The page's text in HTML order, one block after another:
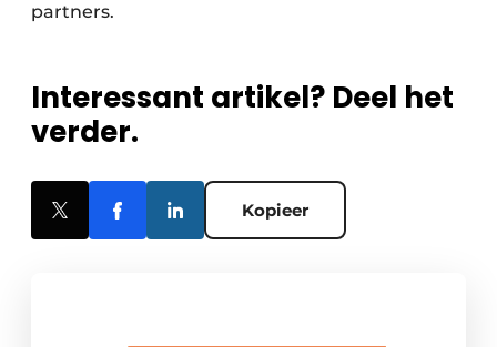
partners.
Interessant artikel? Deel het
verder.
Kopieer